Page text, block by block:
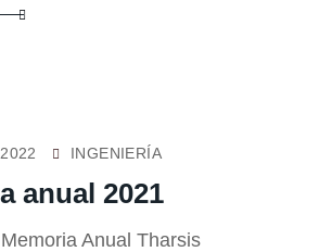
INGENIERÍA
anual 2021
Anual Tharsis